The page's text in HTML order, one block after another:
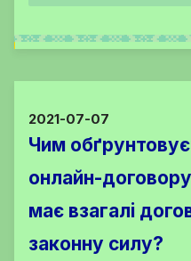
2021-07-07
Чим
онлайн-
має взагалі
законну силу?